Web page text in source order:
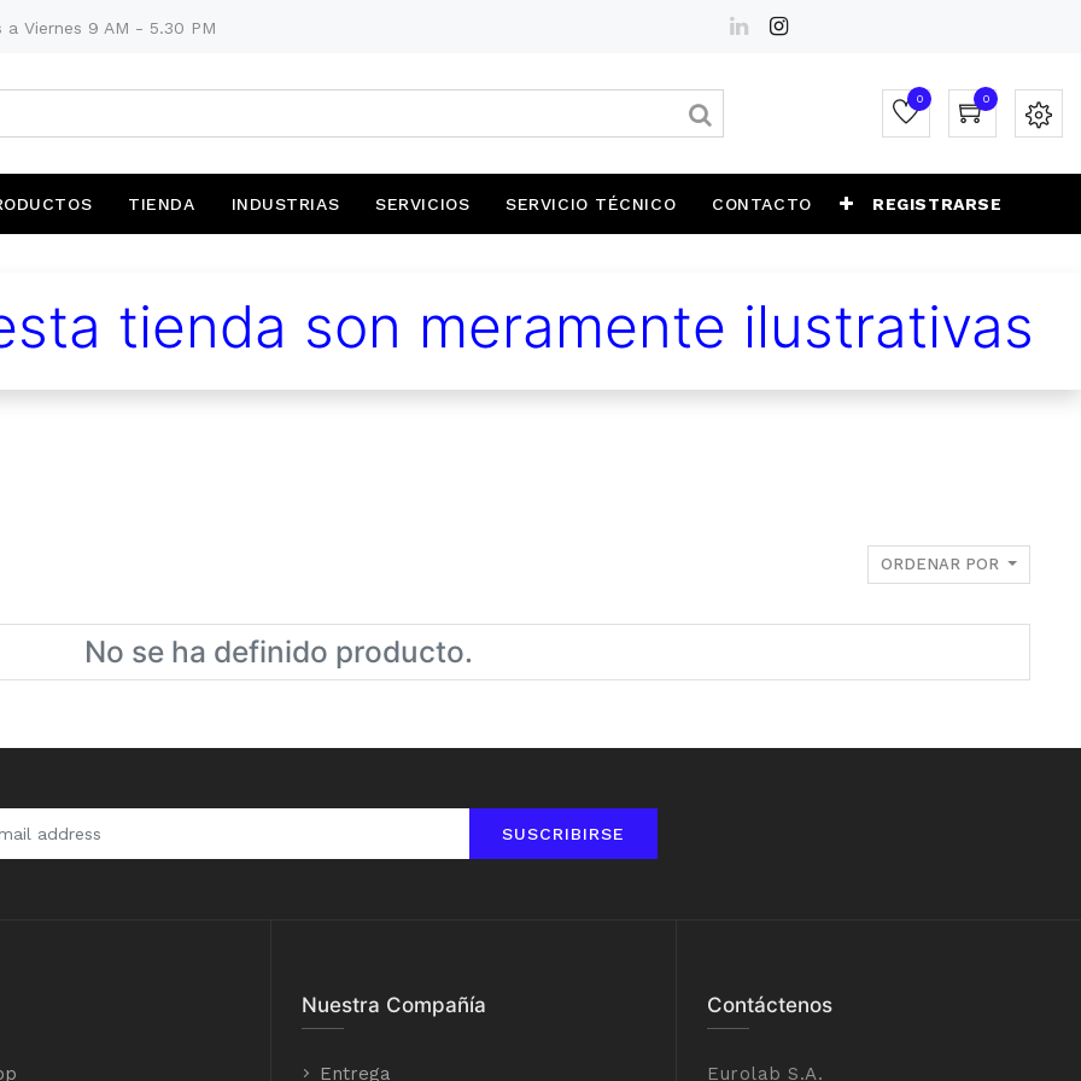
a Viernes 9 AM - 5.30 PM
0 0
TIENDA INDUSTRIAS SERVICIOS SERVICIO TÉCNICO CONTACTO REGISTRARSE
tienda son meramente ilustrativas
ORDENAR POR
No se ha definido producto.
SUSCRIBIRSE
Nuestra Compañía
Entrega
Contáctenos
Eurolab S.A.